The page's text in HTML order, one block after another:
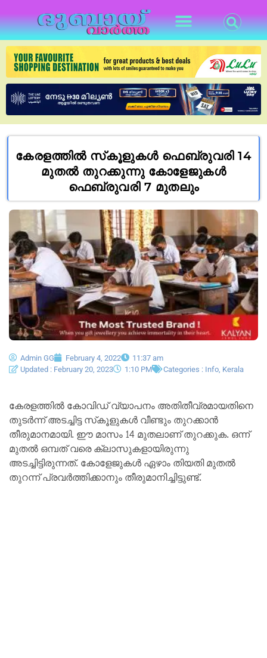
കേരളത്തിൽ സ്‌കൂളുകള്‍ ഫെബ്രുവരി 14
മുതല്‍ തുറക്കുന്നു കോളേജുകള്‍
ഫെബ്രുവരി 7 മുതലും
Admin GG February 4, 2022
11:37 am
Updated : February 20, 2023
1:10 PM Categories : Info Kerala
കേരളത്തിൽ കോവിഡ് വ്യാപനം അതിതീവ്രമായതിനെ
തുടര്‍ന്ന് അടച്ചിട്ട സ്‌കൂളുകള്‍ വീണ്ടും തുറക്കാന്‍
തീരുമാനമായി. ഈ മാസം 14 മുതലാണ് തുറക്കുക. ഒന്ന്
മുതല്‍ ഒമ്പത് വരെ ക്ലാസുകളായിരുന്നു
അടച്ചിട്ടിരുന്നത്. കോളേജുകള്‍ ഏഴാം തിയതി മുതല്‍
തുറന്ന് പ്രവര്‍ത്തിക്കാനും തീരുമാനിച്ചിട്ടുണ്ട്.